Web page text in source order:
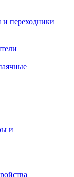
и переходники
и